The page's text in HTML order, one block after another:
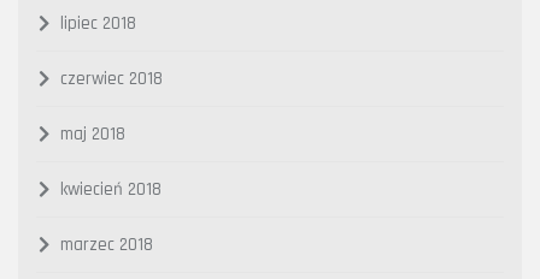
lipiec 2018
czerwiec 2018
maj 2018
kwiecień 2018
marzec 2018